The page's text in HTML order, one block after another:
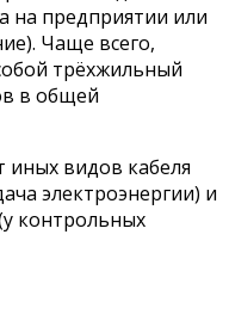
на предприятии или
Чаще всего,
трёхжильный
в общей
иных видов кабеля
электроэнергии) и
контрольных